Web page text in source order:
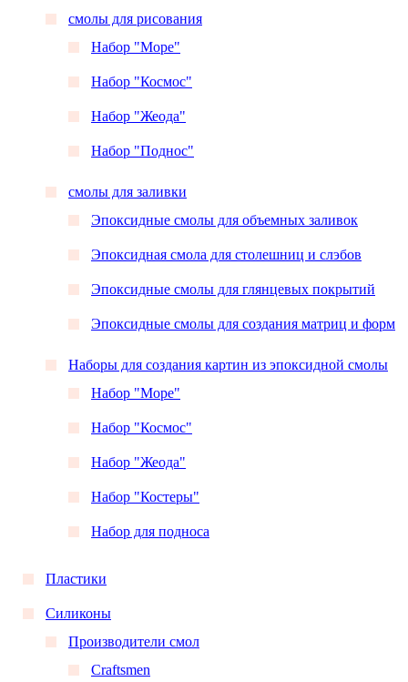
смолы для рисования
Набор "Море"
Набор "Космос"
Набор "Жеода"
Набор "Поднос"
смолы для заливки
Эпоксидные смолы для объемных заливок
Эпоксидная смола для столешниц и слэбов
Эпоксидные смолы для глянцевых покрытий
Эпоксидные смолы для создания матриц и форм
Наборы для создания картин из эпоксидной смолы
Набор "Море"
Набор "Космос"
Набор "Жеода"
Набор "Костеры"
Набор для подноса
Пластики
Силиконы
Производители смол
Craftsmen